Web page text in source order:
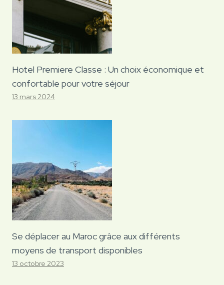
Hotel Premiere Classe : Un choix économique et
confortable pour votre séjour
13 mars 2024
Se déplacer au Maroc grâce aux différents
moyens de transport disponibles
13 octobre 2023